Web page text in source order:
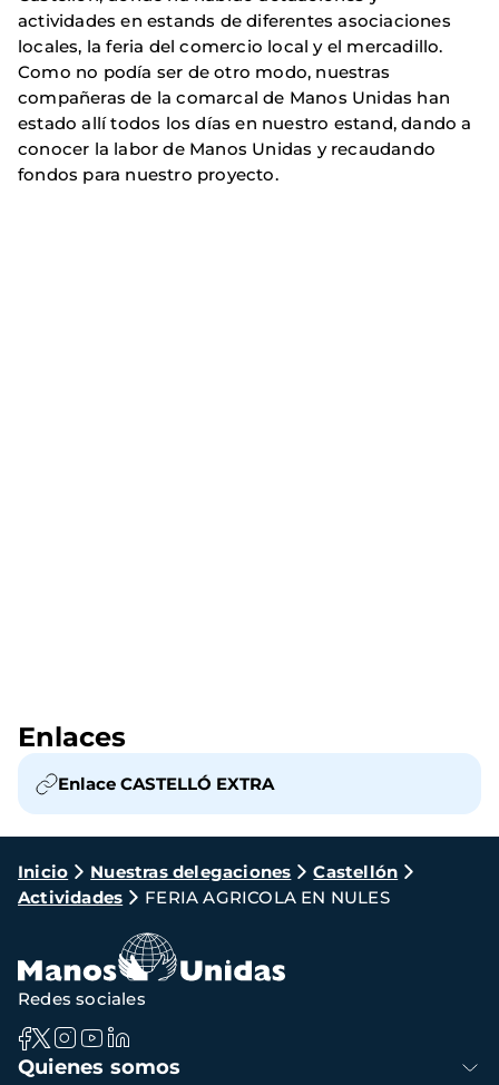
actividades en estands de diferentes asociaciones
locales, la feria del comercio local y el mercadillo.
Como no podía ser de otro modo, nuestras
compañeras de la comarcal de Manos Unidas han
estado allí todos los días en nuestro estand, dando a
conocer la labor de Manos Unidas y recaudando
fondos para nuestro proyecto.
Enlaces
Enlace CASTELLÓ EXTRA
Ruta
de
navegación
Inicio Nuestras delegaciones
Castellón
Actividades
FERIA AGRICOLA EN NULES
Navegación
Quienes somos
Redes sociales